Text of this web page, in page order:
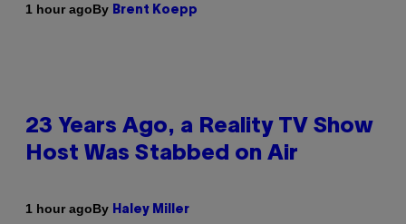
1 hour agoBy Brent Koepp
23 Years Ago, a Reality TV Show
Host Was Stabbed on Air
1 hour agoBy Haley Miller